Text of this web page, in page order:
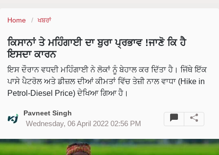
Home ਖਬਰਾਂ
ਕਿਸਾਨਾਂ ਤੇ ਮਹਿੰਗਾਈ ਦਾ ਬੁਰਾ ਪ੍ਰਭਾਵ !ਜਾਣੋ ਕਿ ਹੈ
ਇਸਦਾ ਕਾਰਨ
ਇਸ ਦੌਰਾਨ ਵਧਦੀ ਮਹਿੰਗਾਈ ਨੇ ਲੋਕਾਂ ਨੂੰ ਬੇਹਾਲ ਕਰ ਦਿੱਤਾ ਹੈ। ਜਿੱਥੇ ਇੱਕ
ਪਾਸੇ ਪੈਟਰੋਲ ਅਤੇ ਡੀਜ਼ਲ ਦੀਆਂ ਕੀਮਤਾਂ ਵਿੱਚ ਤੇਜ਼ੀ ਨਾਲ ਵਾਧਾ (Hike in
Petrol-Diesel Price) ਦੇਖਿਆ ਗਿਆ ਹੈ।
Pavneet Singh
Wednesday, 06 April 2022 02:56 PM